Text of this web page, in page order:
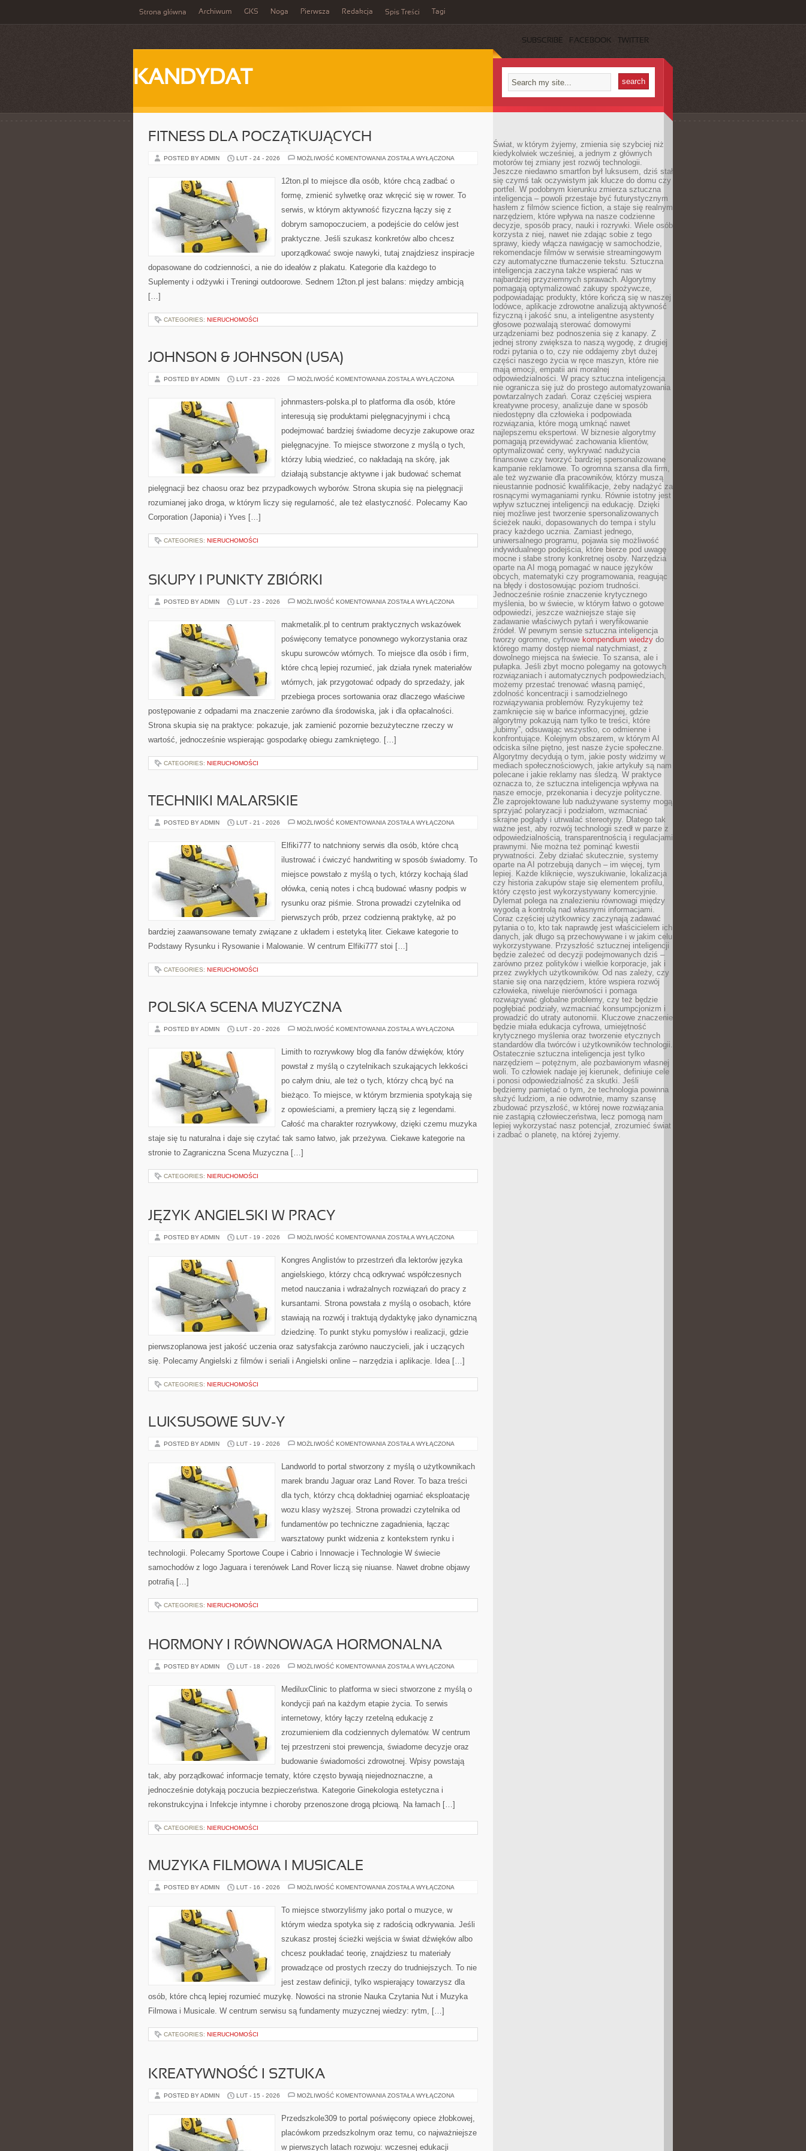
Strona główna Archiwum GKS Noga Pierwsza Redakcja Spis Treści Tagi
SUBSCRIBE FACEBOOK TWITTER
KANDYDAT
FITNESS DLA POCZĄTKUJĄCYCH
POSTED BY ADMIN LUT - 24 - 2026 MOŻLIWOŚĆ KOMENTOWANIA FITNESS
ZOSTAŁA WYŁĄCZONA
12ton.pl to miejsce dla osób, które chcą zadbać o
formę, zmienić sylwetkę oraz wkręcić się w rower. To
serwis, w którym aktywność fizyczna łączy się z
dobrym samopoczuciem, a podejście do celów jest
praktyczne. Jeśli szukasz konkretów albo chcesz
uporządkować swoje nawyki, tutaj znajdziesz inspiracje
dopasowane do codzienności, a nie do ideałów z plakatu. Kategorie dla każdego to
Suplementy i odżywki i Treningi outdoorowe. Sednem 12ton.pl jest balans: między ambicją
[…]
CATEGORIES: NIERUCHOMOŚCI
JOHNSON & JOHNSON (USA)
POSTED BY ADMIN LUT - 23 - 2026 MOŻLIWOŚĆ KOMENTOWANIA JOHNSON
ZOSTAŁA WYŁĄCZONA
johnmasters-polska.pl to platforma dla osób, które
interesują się produktami pielęgnacyjnymi i chcą
podejmować bardziej świadome decyzje zakupowe oraz
pielęgnacyjne. To miejsce stworzone z myślą o tych,
którzy lubią wiedzieć, co nakładają na skórę, jak
działają substancje aktywne i jak budować schemat
pielęgnacji bez chaosu oraz bez przypadkowych wyborów. Strona skupia się na pielęgnacji
rozumianej jako droga, w którym liczy się regularność, ale też elastyczność. Polecamy Kao
Corporation (Japonia) i Yves […]
CATEGORIES: NIERUCHOMOŚCI
SKUPY I PUNKTY ZBIÓRKI
POSTED BY ADMIN LUT - 23 - 2026 MOŻLIWOŚĆ KOMENTOWANIA SKUPY
ZBIÓRKI
ZOSTAŁA WYŁĄCZONA
makmetalik.pl to centrum praktycznych wskazówek
poświęcony tematyce ponownego wykorzystania oraz
skupu surowców wtórnych. To miejsce dla osób i firm,
które chcą lepiej rozumieć, jak działa rynek materiałów
wtórnych, jak przygotować odpady do sprzedaży, jak
przebiega proces sortowania oraz dlaczego właściwe
postępowanie z odpadami ma znaczenie zarówno dla środowiska, jak i dla opłacalności.
Strona skupia się na praktyce: pokazuje, jak zamienić pozornie bezużyteczne rzeczy w
wartość, jednocześnie wspierając gospodarkę obiegu zamkniętego. […]
CATEGORIES: NIERUCHOMOŚCI
TECHNIKI MALARSKIE
POSTED BY ADMIN LUT - 21 - 2026 MOŻLIWOŚĆ KOMENTOWANIA TECHNIKI
ZOSTAŁA WYŁĄCZONA
Elfiki777 to natchniony serwis dla osób, które chcą
ilustrować i ćwiczyć handwriting w sposób świadomy. To
miejsce powstało z myślą o tych, którzy kochają ślad
ołówka, cenią notes i chcą budować własny podpis w
rysunku oraz piśmie. Strona prowadzi czytelnika od
pierwszych prób, przez codzienną praktykę, aż po
bardziej zaawansowane tematy związane z układem i estetyką liter. Ciekawe kategorie to
Podstawy Rysunku i Rysowanie i Malowanie. W centrum Elfiki777 stoi […]
CATEGORIES: NIERUCHOMOŚCI
POLSKA SCENA MUZYCZNA
POSTED BY ADMIN LUT - 20 - 2026 MOŻLIWOŚĆ KOMENTOWANIA POLSKA
ZOSTAŁA WYŁĄCZONA
Limith to rozrywkowy blog dla fanów dźwięków, który
powstał z myślą o czytelnikach szukających lekkości
po całym dniu, ale też o tych, którzy chcą być na
bieżąco. To miejsce, w którym brzmienia spotykają się
z opowieściami, a premiery łączą się z legendami.
Całość ma charakter rozrywkowy, dzięki czemu muzyka
staje się tu naturalna i daje się czytać tak samo łatwo, jak przeżywa. Ciekawe kategorie na
stronie to Zagraniczna Scena Muzyczna […]
CATEGORIES: NIERUCHOMOŚCI
JĘZYK ANGIELSKI W PRACY
POSTED BY ADMIN LUT - 19 - 2026 MOŻLIWOŚĆ KOMENTOWANIA JĘZYK
PRACY
ZOSTAŁA WYŁĄCZONA
Kongres Anglistów to przestrzeń dla lektorów języka
angielskiego, którzy chcą odkrywać współczesnych
metod nauczania i wdrażalnych rozwiązań do pracy z
kursantami. Strona powstała z myślą o osobach, które
stawiają na rozwój i traktują dydaktykę jako dynamiczną
dziedzinę. To punkt styku pomysłów i realizacji, gdzie
pierwszoplanowa jest jakość uczenia oraz satysfakcja zarówno nauczycieli, jak i uczących
się. Polecamy Angielski z filmów i seriali i Angielski online – narzędzia i aplikacje. Idea […]
CATEGORIES: NIERUCHOMOŚCI
LUKSUSOWE SUV-Y
POSTED BY ADMIN LUT - 19 - 2026 MOŻLIWOŚĆ KOMENTOWANIA LUKSUSOWE
ZOSTAŁA WYŁĄCZONA
Landworld to portal stworzony z myślą o użytkownikach
marek brandu Jaguar oraz Land Rover. To baza treści
dla tych, którzy chcą dokładniej ogarniać eksploatację
wozu klasy wyższej. Strona prowadzi czytelnika od
fundamentów po techniczne zagadnienia, łącząc
warsztatowy punkt widzenia z kontekstem rynku i
technologii. Polecamy Sportowe Coupe i Cabrio i Innowacje i Technologie W świecie
samochodów z logo Jaguara i terenówek Land Rover liczą się niuanse. Nawet drobne objawy
potrafią […]
CATEGORIES: NIERUCHOMOŚCI
HORMONY I RÓWNOWAGA HORMONALNA
POSTED BY ADMIN LUT - 18 - 2026 MOŻLIWOŚĆ KOMENTOWANIA HORMONY
HORMONALNA
ZOSTAŁA WYŁĄCZONA
MediluxClinic to platforma w sieci stworzone z myślą o
kondycji pań na każdym etapie życia. To serwis
internetowy, który łączy rzetelną edukację z
zrozumieniem dla codziennych dylematów. W centrum
tej przestrzeni stoi prewencja, świadome decyzje oraz
budowanie świadomości zdrowotnej. Wpisy powstają
tak, aby porządkować informacje tematy, które często bywają niejednoznaczne, a
jednocześnie dotykają poczucia bezpieczeństwa. Kategorie Ginekologia estetyczna i
rekonstrukcyjna i Infekcje intymne i choroby przenoszone drogą płciową. Na łamach […]
CATEGORIES: NIERUCHOMOŚCI
MUZYKA FILMOWA I MUSICALE
POSTED BY ADMIN LUT - 16 - 2026 MOŻLIWOŚĆ KOMENTOWANIA MUZYKA
MUSICALE
ZOSTAŁA WYŁĄCZONA
To miejsce stworzyliśmy jako portal o muzyce, w
którym wiedza spotyka się z radością odkrywania. Jeśli
szukasz prostej ścieżki wejścia w świat dźwięków albo
chcesz poukładać teorię, znajdziesz tu materiały
prowadzące od prostych rzeczy do trudniejszych. To nie
jest zestaw definicji, tylko wspierający towarzysz dla
osób, które chcą lepiej rozumieć muzykę. Nowości na stronie Nauka Czytania Nut i Muzyka
Filmowa i Musicale. W centrum serwisu są fundamenty muzycznej wiedzy: rytm, […]
CATEGORIES: NIERUCHOMOŚCI
KREATYWNOŚĆ I SZTUKA
POSTED BY ADMIN LUT - 15 - 2026 MOŻLIWOŚĆ KOMENTOWANIA KREATYWNOŚĆ
ZOSTAŁA WYŁĄCZONA
Przedszkole309 to portal poświęcony opiece żłobkowej,
placówkom przedszkolnym oraz temu, co najważniejsze
w pierwszych latach rozwoju: wczesnej edukacji
Świat, w którym żyjemy, zmienia się szybciej niż
kiedykolwiek wcześniej, a jednym z głównych
motorów tej zmiany jest rozwój technologii.
Jeszcze niedawno smartfon był luksusem, dziś stał
się czymś tak oczywistym jak klucze do domu czy
portfel. W podobnym kierunku zmierza sztuczna
inteligencja – powoli przestaje być futurystycznym
hasłem z filmów science fiction, a staje się realnym
narzędziem, które wpływa na nasze codzienne
decyzje, sposób pracy, nauki i rozrywki. Wiele osób
korzysta z niej, nawet nie zdając sobie z tego
sprawy, kiedy włącza nawigację w samochodzie,
rekomendacje filmów w serwisie streamingowym
czy automatyczne tłumaczenie tekstu. Sztuczna
inteligencja zaczyna także wspierać nas w
najbardziej przyziemnych sprawach. Algorytmy
pomagają optymalizować zakupy spożywcze,
podpowiadając produkty, które kończą się w naszej
lodówce, aplikacje zdrowotne analizują aktywność
fizyczną i jakość snu, a inteligentne asystenty
głosowe pozwalają sterować domowymi
urządzeniami bez podnoszenia się z kanapy. Z
jednej strony zwiększa to naszą wygodę, z drugiej
rodzi pytania o to, czy nie oddajemy zbyt dużej
części naszego życia w ręce maszyn, które nie
mają emocji, empatii ani moralnej
odpowiedzialności. W pracy sztuczna inteligencja
nie ogranicza się już do prostego automatyzowania
powtarzalnych zadań. Coraz częściej wspiera
kreatywne procesy, analizuje dane w sposób
niedostępny dla człowieka i podpowiada
rozwiązania, które mogą umknąć nawet
najlepszemu ekspertowi. W biznesie algorytmy
pomagają przewidywać zachowania klientów,
optymalizować ceny, wykrywać nadużycia
finansowe czy tworzyć bardziej spersonalizowane
kampanie reklamowe. To ogromna szansa dla firm,
ale też wyzwanie dla pracowników, którzy muszą
nieustannie podnosić kwalifikacje, żeby nadążyć za
rosnącymi wymaganiami rynku. Równie istotny jest
wpływ sztucznej inteligencji na edukację. Dzięki
niej możliwe jest tworzenie spersonalizowanych
ścieżek nauki, dopasowanych do tempa i stylu
pracy każdego ucznia. Zamiast jednego,
uniwersalnego programu, pojawia się możliwość
indywidualnego podejścia, które bierze pod uwagę
mocne i słabe strony konkretnej osoby. Narzędzia
oparte na AI mogą pomagać w nauce języków
obcych, matematyki czy programowania, reagując
na błędy i dostosowując poziom trudności.
Jednocześnie rośnie znaczenie krytycznego
myślenia, bo w świecie, w którym łatwo o gotowe
odpowiedzi, jeszcze ważniejsze staje się
zadawanie właściwych pytań i weryfikowanie
źródeł. W pewnym sensie sztuczna inteligencja
tworzy ogromne, cyfrowe kompendium wiedzy do
którego mamy dostęp niemal natychmiast, z
dowolnego miejsca na świecie. To szansa, ale i
pułapka. Jeśli zbyt mocno polegamy na gotowych
rozwiązaniach i automatycznych podpowiedziach,
możemy przestać trenować własną pamięć,
zdolność koncentracji i samodzielnego
rozwiązywania problemów. Ryzykujemy też
zamknięcie się w bańce informacyjnej, gdzie
algorytmy pokazują nam tylko te treści, które
„lubimy”, odsuwając wszystko, co odmienne i
konfrontujące. Kolejnym obszarem, w którym AI
odciska silne piętno, jest nasze życie społeczne.
Algorytmy decydują o tym, jakie posty widzimy w
mediach społecznościowych, jakie artykuły są nam
polecane i jakie reklamy nas śledzą. W praktyce
oznacza to, że sztuczna inteligencja wpływa na
nasze emocje, przekonania i decyzje polityczne.
Źle zaprojektowane lub nadużywane systemy mogą
sprzyjać polaryzacji i podziałom, wzmacniać
skrajne poglądy i utrwalać stereotypy. Dlatego tak
ważne jest, aby rozwój technologii szedł w parze z
odpowiedzialnością, transparentnością i regulacjami
prawnymi. Nie można też pominąć kwestii
prywatności. Żeby działać skutecznie, systemy
oparte na AI potrzebują danych – im więcej, tym
lepiej. Każde kliknięcie, wyszukiwanie, lokalizacja
czy historia zakupów staje się elementem profilu,
który często jest wykorzystywany komercyjnie.
Dylemat polega na znalezieniu równowagi między
wygodą a kontrolą nad własnymi informacjami.
Coraz częściej użytkownicy zaczynają zadawać
pytania o to, kto tak naprawdę jest właścicielem ich
danych, jak długo są przechowywane i w jakim celu
wykorzystywane. Przyszłość sztucznej inteligencji
będzie zależeć od decyzji podejmowanych dziś –
zarówno przez polityków i wielkie korporacje, jak i
przez zwykłych użytkowników. Od nas zależy, czy
stanie się ona narzędziem, które wspiera rozwój
człowieka, niweluje nierówności i pomaga
rozwiązywać globalne problemy, czy też będzie
pogłębiać podziały, wzmacniać konsumpcjonizm i
prowadzić do utraty autonomii. Kluczowe znaczenie
będzie miała edukacja cyfrowa, umiejętność
krytycznego myślenia oraz tworzenie etycznych
standardów dla twórców i użytkowników technologii.
Ostatecznie sztuczna inteligencja jest tylko
narzędziem – potężnym, ale pozbawionym własnej
woli. To człowiek nadaje jej kierunek, definiuje cele
i ponosi odpowiedzialność za skutki. Jeśli
będziemy pamiętać o tym, że technologia powinna
służyć ludziom, a nie odwrotnie, mamy szansę
zbudować przyszłość, w której nowe rozwiązania
nie zastąpią człowieczeństwa, lecz pomogą nam
lepiej wykorzystać nasz potencjał, zrozumieć świat
i zadbać o planetę, na której żyjemy.